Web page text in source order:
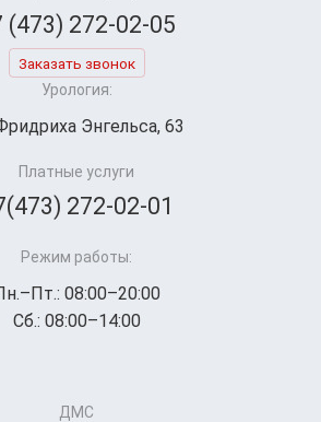
(473) 272-02-05
Заказать звонок
Урология:
Энгельса, 63
Платные услуги
272-02-01
Режим работы:
08:00–20:00
Сб.: 08:00–14:00
ДМС